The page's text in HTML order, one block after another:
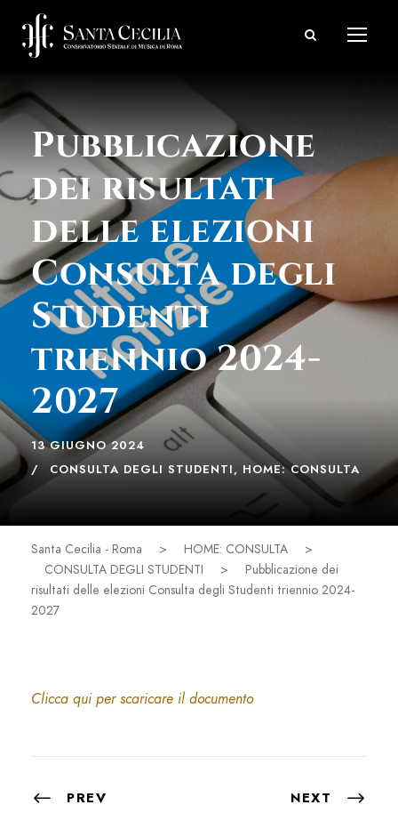
Pubblicazione
dei risultati
delle elezioni
Consulta degli
Studenti
triennio 2024-
2027
13 GIUGNO 2024
CONSULTA DEGLI STUDENTI, HOME: CONSULTA
Santa Cecilia - Roma > HOME: CONSULTA
>
CONSULTA DEGLI STUDENTI
>
Pubblicazione dei
risultati delle elezioni Consulta degli Studenti triennio 2024-
2027
Clicca qui per scaricare il documento
PREV NEXT